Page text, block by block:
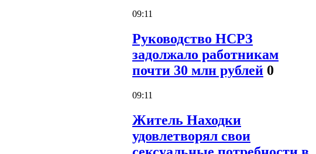
09:11
Руководство НСРЗ
задолжало работникам
почти 30 млн рублей 0
09:11
Житель Находки
удовлетворял свои